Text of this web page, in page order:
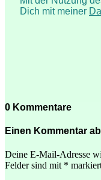
Dich mit meiner
0 Kommentare
Einen Kommentar
Deine E-Mail-Adresse
Felder sind mit *